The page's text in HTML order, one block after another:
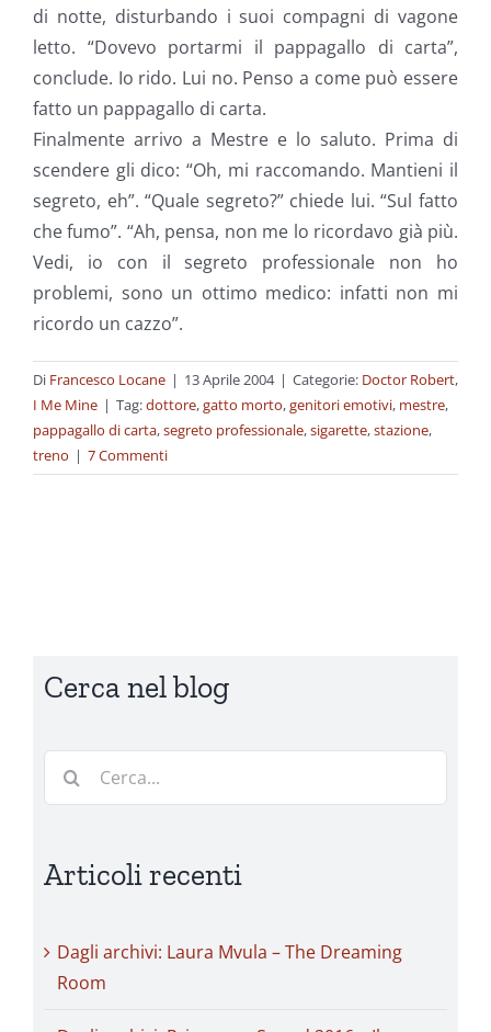
di notte, disturbando i suoi compagni di vagone
letto. “Dovevo portarmi il pappagallo di carta”,
conclude. Io rido. Lui no. Penso a come può essere
fatto un pappagallo di carta.
Finalmente arrivo a Mestre e lo saluto. Prima di
scendere gli dico: “Oh, mi raccomando. Mantieni il
segreto, eh”. “Quale segreto?” chiede lui. “Sul fatto
che fumo”. “Ah, pensa, non me lo ricordavo già più.
Vedi, io con il segreto professionale non ho
problemi, sono un ottimo medico: infatti non mi
ricordo un cazzo”.
Di Francesco Locane | 13 Aprile 2004 | Categorie: Doctor Robert,
I Me Mine | Tag:dottore,gatto morto,genitori emotivi, mestre,
pappagallo di carta,segreto professionale,sigarette,stazione,
treno | 7 Commenti
Cerca nel blog
Cerca
Articoli recenti
Dagli archivi: Laura Mvula – The Dreaming
Room